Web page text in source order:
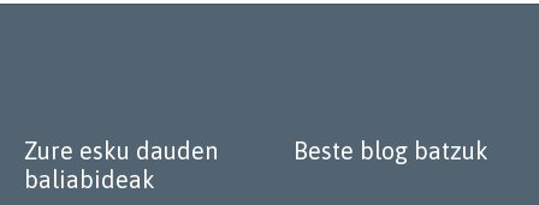
Zure esku dauden
baliabideak
Beste blog batzuk